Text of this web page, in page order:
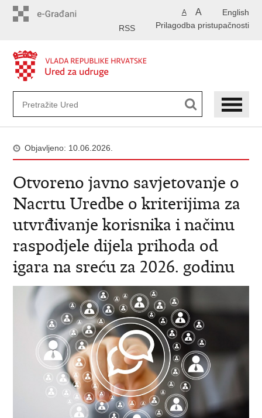
English
A A
Prilagodba pristupačnosti
RSS
Objavljeno: 10.06.2026.
Otvoreno javno savjetovanje o
Nacrtu Uredbe o kriterijima za
utvrđivanje korisnika i načinu
raspodjele dijela prihoda od
igara na sreću za 2026. godinu